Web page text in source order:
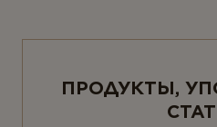
ПРОДУКТЫ,